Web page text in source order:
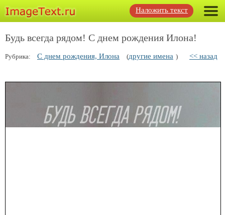
Наложить текст
Будь всегда рядом! С днем рождения Илона!
Рубрика: С днем рождения, Илона (другие имена ) << назад